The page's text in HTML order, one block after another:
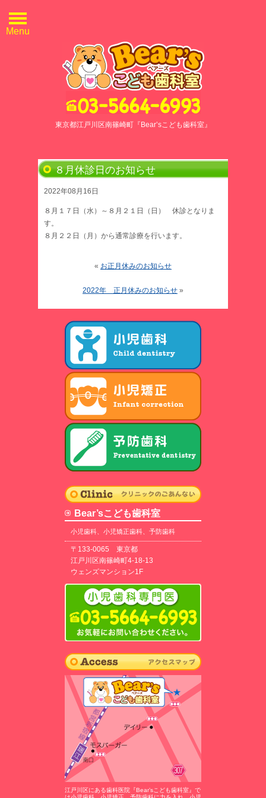
Menu
東京都江戸川区南篠崎町『Bear’sこども歯科室』
８月休診日のお知らせ
2022年08月16日
８月１７日（水）～８月２１日（日） 休診となりま
す。
８月２２日（月）から通常診療を行います。
« お正月休みのお知らせ
2022年 正月休みのお知らせ »
Bear’sこども歯科室
小児歯科、小児矯正歯科、予防歯科
〒133-0065 東京都
江戸川区南篠崎町4-18-13
ウェンズマンション1F
江戸川区にある歯科医院『Bear’sこども歯科室』で